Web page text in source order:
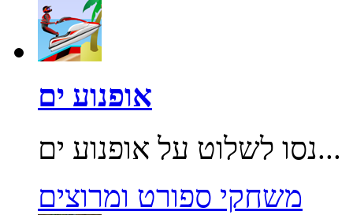
אופנוע ים
נסו לשלוט על אופנוע ים...
משחקי ספורט ומרוצים